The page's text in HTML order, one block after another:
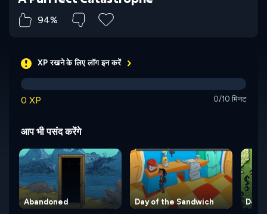
94%
XP रखने के लिए लॉग इन करें
0 XP 0/10 मिनट
आप भी पसंद करेंगे
Abandoned Day of the Sandwich